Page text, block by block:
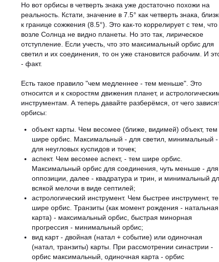
Но вот орбисы в четверть знака уже достаточно похожи на
реальность. Кстати, значение в 7.5° как четверть знака,
к границе сожжения (8.5°). Это как-то коррелирует с тем, что
возле Солнца не видно планеты. Но это так, лирическое
отступление. Если учесть, что это максимальный орбис для
светил и их соединения, то он уже становится рабочим. И
- факт.
Есть такое правило "чем медленнее - тем меньше". Это
относится и к скоростям движения планет, и
инструментам. А теперь давайте разберёмся, от чего
орбисы:
объект карты. Чем весомее (ближе, видимей) объект, тем
шире орбис. Максимальный - для светил, минимальный -
для неугловых куспидов и точек;
аспект. Чем весомее аспект, - тем шире орбис.
Максимальный орбис для соединения, чуть меньше - для
оппозиции, далее - квадратура и трин, и минимальный
всякой мелочи в виде септилей;
астрологический инструмент. Чем быстрее инструмент,
шире орбис. Транзиты (как момент рождения - натальная
карта) - максимальный орбис, быстрая минорная
прогрессия - минимальный орбис;
вид карт - двойная (натал + событие) или одиночная
(натал, транзиты) карты. При рассмотрении синастрии -
орбис максимальный, одиночная карта - орбис